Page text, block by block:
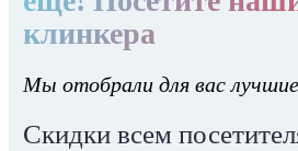
клинкера
Мы отобрали для вас
Скидки всем